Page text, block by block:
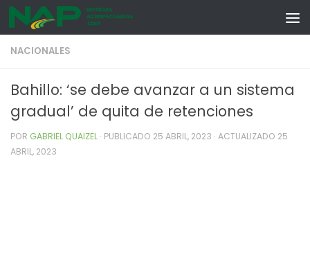
Skip to content
NACIONALES
Bahillo: ‘se debe avanzar a un sistema
gradual’ de quita de retenciones
POR GABRIEL QUAIZEL · PUBLICADO 25 ABRIL, 2023 · ACTUALIZADO 25
ABRIL, 2023